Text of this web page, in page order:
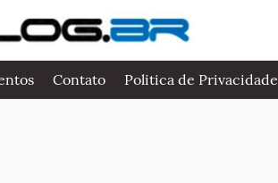
Contato Politica de Privacidade